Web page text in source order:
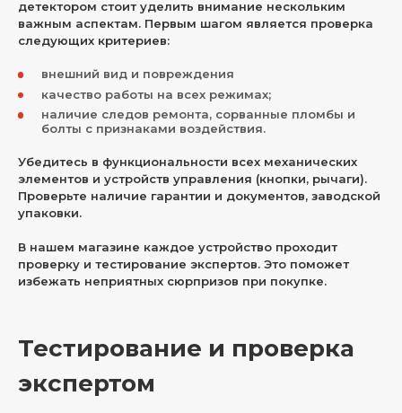
детектором стоит уделить внимание нескольким
важным аспектам. Первым шагом является проверка
следующих критериев:
внешний вид и повреждения
качество работы на всех режимах;
наличие следов ремонта, сорванные пломбы и
болты с признаками воздействия.
Убедитесь в функциональности всех механических
элементов и устройств управления (кнопки, рычаги).
Проверьте наличие гарантии и документов, заводской
упаковки.
В нашем магазине каждое устройство проходит
проверку и тестирование экспертов. Это поможет
избежать неприятных сюрпризов при покупке.
Тестирование и проверка
экспертом